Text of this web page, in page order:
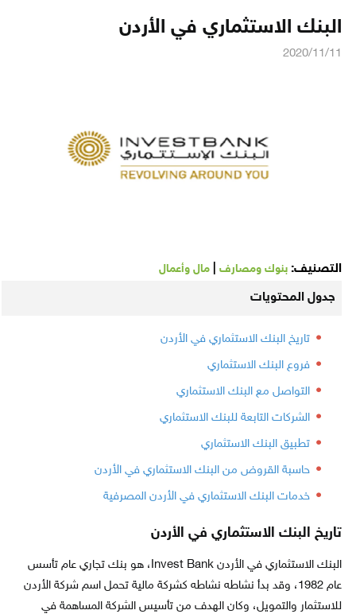
البنك الاستثماري في الأردن
2020/11/11
التصنيف: بنوك ومصارف| مال وأعمال
جدول المحتويات
تاريخ البنك الاستثماري في الأردن
فروع البنك الاستثماري
التواصل مع البنك الاستثماري
الشركات التابعة للبنك الاستثماري
تطبيق البنك الاستثماري
حاسبة القروض من البنك الاستثماري في الأردن
خدمات البنك الاستثماري في الأردن المصرفية
تاريخ البنك الاستثماري في الأردن
البنك الاستثماري في الأردن Invest Bank، هو بنك تجاري عام تأسس
عام 1982، وقد بدأ نشاطه نشاطه كشركة مالية تحمل اسم شركة الأردن
للاستثمار والتمويل، وكان الهدف من تأسيس الشركة المساهمة في